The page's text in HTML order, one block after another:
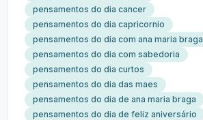
pensamentos do dia cancer
pensamentos do dia capricornio
pensamentos do dia com ana maria braga
pensamentos do dia com sabedoria
pensamentos do dia curtos
pensamentos do dia das maes
pensamentos do dia de ana maria braga
pensamentos do dia de feliz aniversário